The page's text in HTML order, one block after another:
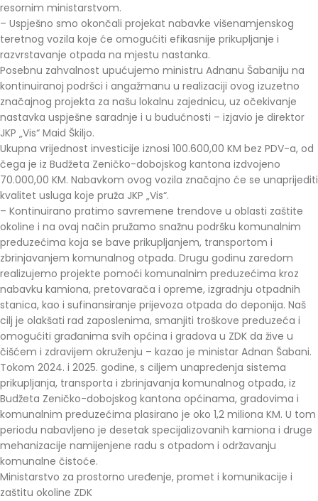
resornim ministarstvom.
– Uspješno smo okončali projekat nabavke višenamjenskog
teretnog vozila koje će omogućiti efikasnije prikupljanje i
razvrstavanje otpada na mjestu nastanka.
Posebnu zahvalnost upućujemo ministru Adnanu Šabaniju na
kontinuiranoj podršci i angažmanu u realizaciji ovog izuzetno
značajnog projekta za našu lokalnu zajednicu, uz očekivanje
nastavka uspješne saradnje i u budućnosti – izjavio je direktor
JKP „Vis“ Maid Škiljo.
Ukupna vrijednost investicije iznosi 100.600,00 KM bez PDV-a, od
čega je iz Budžeta Zeničko-dobojskog kantona izdvojeno
70.000,00 KM. Nabavkom ovog vozila značajno će se unaprijediti
kvalitet usluga koje pruža JKP „Vis“.
– Kontinuirano pratimo savremene trendove u oblasti zaštite
okoline i na ovaj način pružamo snažnu podršku komunalnim
preduzećima koja se bave prikupljanjem, transportom i
zbrinjavanjem komunalnog otpada. Drugu godinu zaredom
realizujemo projekte pomoći komunalnim preduzećima kroz
nabavku kamiona, pretovarača i opreme, izgradnju otpadnih
stanica, kao i sufinansiranje prijevoza otpada do deponija. Naš
cilj je olakšati rad zaposlenima, smanjiti troškove preduzeća i
omogućiti građanima svih općina i gradova u ZDK da žive u
čišćem i zdravijem okruženju – kazao je ministar Adnan Šabani.
Tokom 2024. i 2025. godine, s ciljem unapređenja sistema
prikupljanja, transporta i zbrinjavanja komunalnog otpada, iz
Budžeta Zeničko-dobojskog kantona općinama, gradovima i
komunalnim preduzećima plasirano je oko 1,2 miliona KM. U tom
periodu nabavljeno je desetak specijalizovanih kamiona i druge
mehanizacije namijenjene radu s otpadom i održavanju
komunalne čistoće.
Ministarstvo za prostorno uređenje, promet i komunikacije i
zaštitu okoline ZDK